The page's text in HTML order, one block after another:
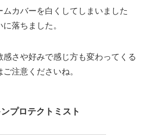
ムカバーを白くしてしまいました
落ちました。
感さや好みで感じ方も変わってくる
注意くださいね。
プロテクトミスト